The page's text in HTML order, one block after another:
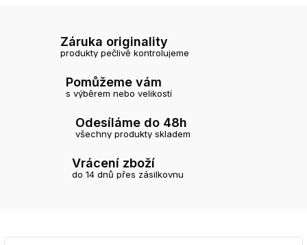
Záruka originality
produkty pečlivě kontrolujeme
Pomůžeme vám
s výběrem nebo velikostí
Odesíláme do 48h
všechny produkty skladem
Vrácení zboží
do 14 dnů přes zásilkovnu